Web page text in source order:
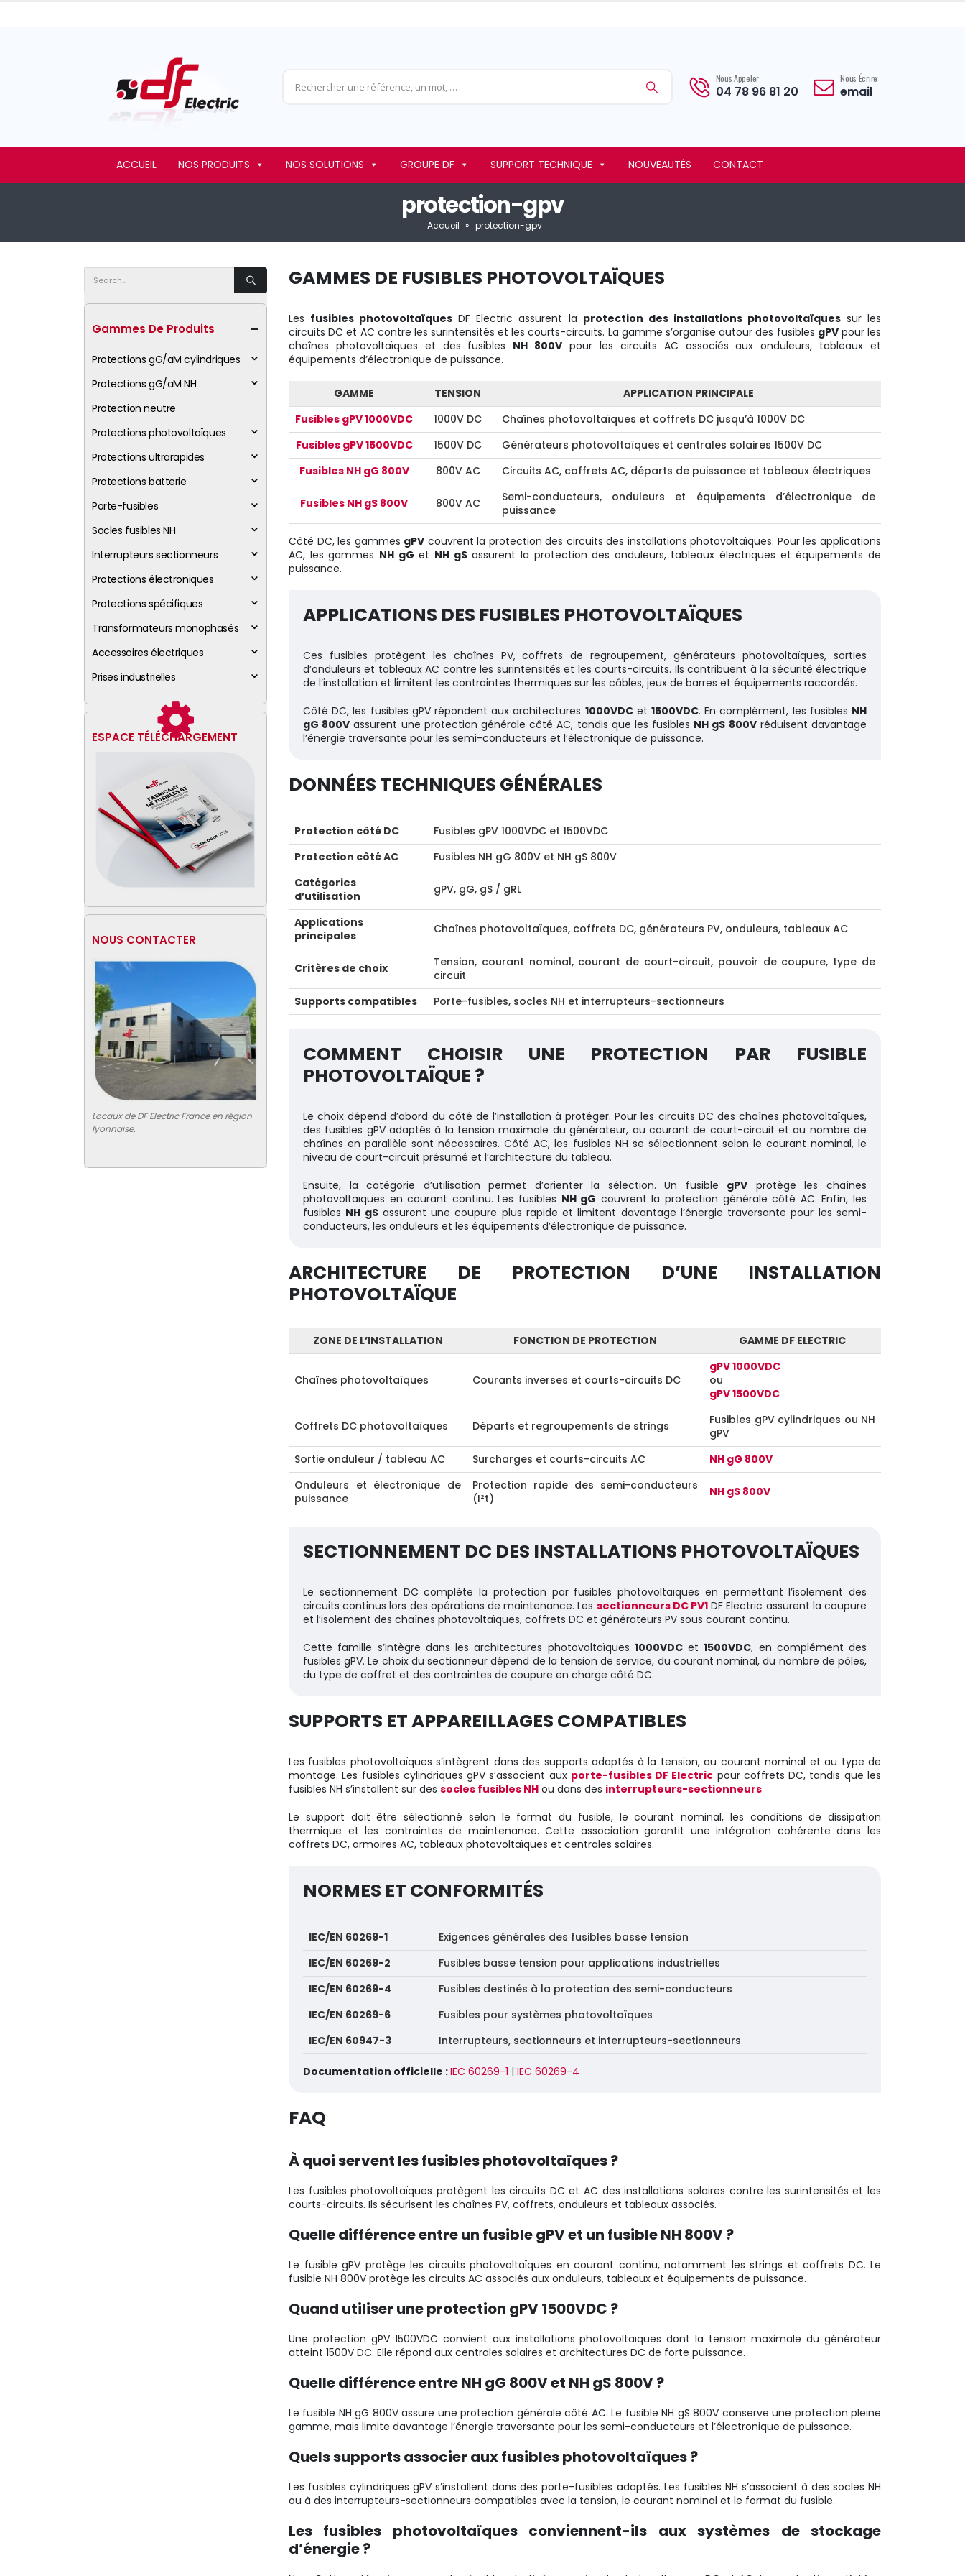
Nous Appeler
04 78 96 81 20
Nous Écrire
email
ACCUEIL NOS PRODUITS NOS SOLUTIONS GROUPE DF SUPPORT TECHNIQUE NOUVEAUTÉS CONTACT
protection-gpv
Accueil » protection-gpv
GAMMES DE FUSIBLES PHOTOVOLTAÏQUES
Les fusibles photovoltaïques DF Electric assurent la protection des installations photovoltaïquessur les
circuits DC et AC contre les surintensités et les courts-circuits. La gamme s’organise autour des fusibles gPVpour les
chaînes photovoltaïques et des fusibles NH 800V pour les circuits AC associés aux onduleurs, tableaux et
équipements d’électronique de puissance.
GAMME TENSION
APPLICATION PRINCIPALE
Fusibles gPV 1000VDC
1000V DC
Chaînes photovoltaïques et coffrets DC jusqu’à 1000V DC
Fusibles gPV 1500VDC
1500V DC
Générateurs photovoltaïques et centrales solaires 1500V DC
Fusibles NH gG 800V
800V AC Circuits AC, coffrets AC, départs de puissance et tableaux électriques
Fusibles NH gS 800V 800V AC
Semi-conducteurs, onduleurs et équipements d’électronique de
puissance
Côté DC, les gammes gPV couvrent la protection des circuits des installations photovoltaïques. Pour les applications
AC, les gammes NH gG et NH gSassurent la protection des onduleurs, tableaux électriques et équipements de
puissance.
APPLICATIONS DES FUSIBLES PHOTOVOLTAÏQUES
Ces fusibles protègent les chaînes PV, coffrets de regroupement, générateurs photovoltaïques, sorties
d’onduleurs et tableaux AC contre les surintensités et les courts-circuits. Ils contribuent à la sécurité électrique
de l’installation et limitent les contraintes thermiques sur les câbles, jeux de barres et équipements raccordés.
Côté DC, les fusibles gPV répondent aux architectures 1000VDCet1500VDC. En complément, les fusibles NH
gG 800V assurent une protection générale côté AC, tandis que les fusibles NH gS 800Vréduisent davantage
l’énergie traversante pour les semi-conducteurs et l’électronique de puissance.
DONNÉES TECHNIQUES GÉNÉRALES
Protection côté DC
Fusibles gPV 1000VDC et 1500VDC
Protection côté AC
Fusibles NH gG 800V et NH gS 800V
Catégories
d’utilisation
gPV, gG, gS / gRL
Applications
principales
Chaînes photovoltaïques, coffrets DC, générateurs PV, onduleurs, tableaux AC
Critères de choix
Tension, courant nominal, courant de court-circuit, pouvoir de coupure, type de
circuit
Supports compatibles
Porte-fusibles, socles NH et interrupteurs-sectionneurs
COMMENT CHOISIR UNE PROTECTION PAR FUSIBLE
PHOTOVOLTAÏQUE ?
Le choix dépend d’abord du côté de l’installation à protéger. Pour les circuits DC des chaînes photovoltaïques,
des fusibles gPV adaptés à la tension maximale du générateur, au courant de court-circuit et au nombre de
chaînes en parallèle sont nécessaires. Côté AC, les fusibles NH se sélectionnent selon le courant nominal, le
niveau de court-circuit présumé et l’architecture du tableau.
Ensuite, la catégorie d’utilisation permet d’orienter la sélection. Un fusible gPV protège les chaînes
photovoltaïques en courant continu. Les fusibles NH gG couvrent la protection générale côté AC. Enfin, les
fusibles NH gSassurent une coupure plus rapide et limitent davantage l’énergie traversante pour les semi-
conducteurs, les onduleurs et les équipements d’électronique de puissance.
ARCHITECTURE DE PROTECTION D’UNE INSTALLATION
PHOTOVOLTAÏQUE
ZONE DE L’INSTALLATION FONCTION DE PROTECTION GAMME DF ELECTRIC
Chaînes photovoltaïques Courants inverses et courts-circuits DC
gPV 1000VDC
ou
gPV 1500VDC
Coffrets DC photovoltaïques Départs et regroupements de strings
Fusibles gPV cylindriques ou NH
gPV
Sortie onduleur / tableau AC
Surcharges et courts-circuits AC
NH gG 800V
Onduleurs et électronique de
puissance
Protection rapide des semi-conducteurs
(I²t)
NH gS 800V
SECTIONNEMENT DC DES INSTALLATIONS PHOTOVOLTAÏQUES
Le sectionnement DC complète la protection par fusibles photovoltaïques en permettant l’isolement des
circuits continus lors des opérations de maintenance. Les sectionneurs DC PV1 DF Electric assurent la coupure
et l’isolement des chaînes photovoltaïques, coffrets DC et générateurs PV sous courant continu.
Cette famille s’intègre dans les architectures photovoltaïques 1000VDCet1500VDC, en complément des
fusibles gPV. Le choix du sectionneur dépend de la tension de service, du courant nominal, du nombre de pôles,
du type de coffret et des contraintes de coupure en charge côté DC.
SUPPORTS ET APPAREILLAGES COMPATIBLES
Les fusibles photovoltaïques s’intègrent dans des supports adaptés à la tension, au courant nominal et au type de
montage. Les fusibles cylindriques gPV s’associent aux porte-fusibles DF Electric pour coffrets DC, tandis que les
fusibles NH s’installent sur des socles fusibles NH ou dans des interrupteurs-sectionneurs.
Le support doit être sélectionné selon le format du fusible, le courant nominal, les conditions de dissipation
thermique et les contraintes de maintenance. Cette association garantit une intégration cohérente dans les
coffrets DC, armoires AC, tableaux photovoltaïques et centrales solaires.
NORMES ET CONFORMITÉS
IEC/EN 60269-1
Exigences générales des fusibles basse tension
IEC/EN 60269-2
Fusibles basse tension pour applications industrielles
IEC/EN 60269-4
Fusibles destinés à la protection des semi-conducteurs
IEC/EN 60269-6
Fusibles pour systèmes photovoltaïques
IEC/EN 60947-3
Interrupteurs, sectionneurs et interrupteurs-sectionneurs
Documentation officielle :IEC 60269-1 | IEC 60269-4
FAQ
À quoi servent les fusibles photovoltaïques ?
Les fusibles photovoltaïques protègent les circuits DC et AC des installations solaires contre les surintensités et les
courts-circuits. Ils sécurisent les chaînes PV, coffrets, onduleurs et tableaux associés.
Quelle différence entre un fusible gPV et un fusible NH 800V ?
Le fusible gPV protège les circuits photovoltaïques en courant continu, notamment les strings et coffrets DC. Le
fusible NH 800V protège les circuits AC associés aux onduleurs, tableaux et équipements de puissance.
Quand utiliser une protection gPV 1500VDC ?
Une protection gPV 1500VDC convient aux installations photovoltaïques dont la tension maximale du générateur
atteint 1500V DC. Elle répond aux centrales solaires et architectures DC de forte puissance.
Quelle différence entre NH gG 800V et NH gS 800V ?
Le fusible NH gG 800V assure une protection générale côté AC. Le fusible NH gS 800V conserve une protection pleine
gamme, mais limite davantage l’énergie traversante pour les semi-conducteurs et l’électronique de puissance.
Quels supports associer aux fusibles photovoltaïques ?
Les fusibles cylindriques gPV s’installent dans des porte-fusibles adaptés. Les fusibles NH s’associent à des socles NH
ou à des interrupteurs-sectionneurs compatibles avec la tension, le courant nominal et le format du fusible.
Les fusibles photovoltaïques conviennent-ils aux systèmes de stockage
d’énergie ?
Gammes De Produits
Protections gG/aM cylindriques
Protections gG/aM NH
Protection neutre
Protections photovoltaïques
Protections ultrarapides
Protections batterie
Porte-fusibles
Socles fusibles NH
Interrupteurs sectionneurs
Protections électroniques
Protections spécifiques
Transformateurs monophasés
Accessoires électriques
Prises industrielles
ESPACE TÉLÉCHARGEMENT
NOUS CONTACTER
Locaux de DF Electric France en région
lyonnaise.